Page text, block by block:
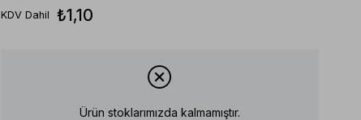
KDV Dahil ₺1,10
Ürün stoklarımızda kalmamıştır.